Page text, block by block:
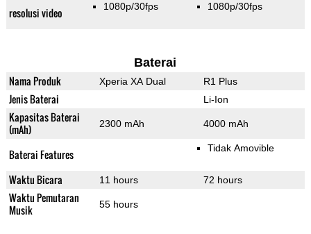
resolusi video 1080p/30fps 1080p/30fps
Baterai
Nama Produk Xperia XA Dual R1 Plus
Jenis Baterai Li-Ion
Kapasitas Baterai
(mAh)
2300 mAh 4000 mAh
Baterai Features Tidak Amovible
Waktu Bicara 11 hours 72 hours
Waktu Pemutaran
Musik
55 hours